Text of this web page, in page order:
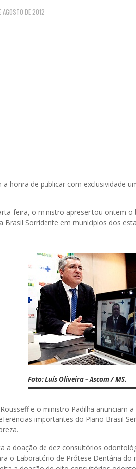
AGOSTO DE 2012
a honra de publicar com exclusividade
feira, o ministro apresentou ontem o
Sorridente em municípios dos
Foto: Luís Oliveira – Ascom / MS.
e o ministro Padilha anunciam
importantes do Plano Brasil
a doação de dez consultórios
o Laboratório de Prótese Dentária do